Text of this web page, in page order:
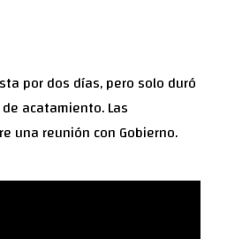
por dos días, pero solo duró
acatamiento. Las
una reunión con Gobierno.